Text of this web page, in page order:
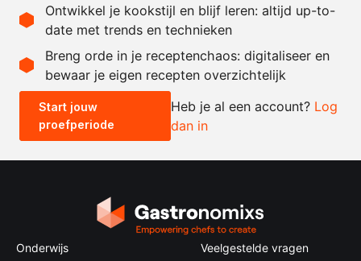
Recept omrekenen
- +
0.5x 1x 2x
Ontwikkel je kookstijl en blijf leren: altijd up-to-
date met trends en technieken
Breng orde in je receptenchaos: digitaliseer en
bewaar je eigen recepten overzichtelijk
Start jouw
proefperiode
Heb je al een account? Log
dan in
Onderwijs
Veelgestelde vragen